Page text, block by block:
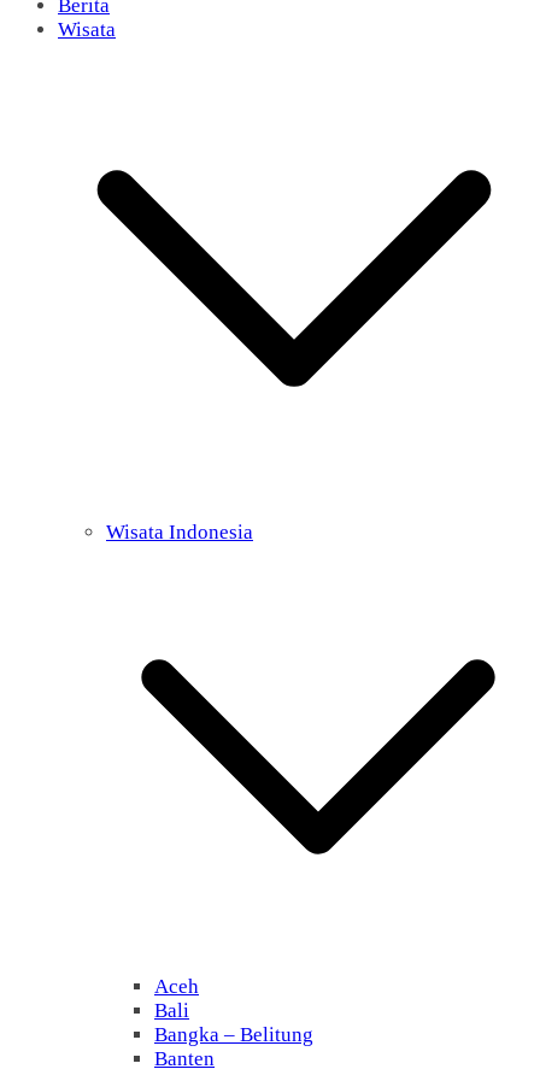
Berita
Wisata
Wisata Indonesia
Aceh
Bali
Bangka – Belitung
Banten